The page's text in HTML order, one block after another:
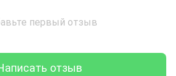
первый отзыв
отзыв